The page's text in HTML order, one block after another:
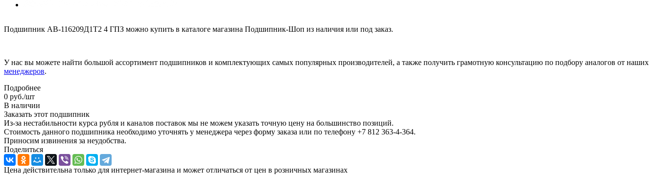
Подшипник АВ-116209Д1Т2 4 ГПЗ можно купить в каталоге магазина Подшипник-Шоп из наличия или под заказ.
У нас вы можете найти большой ассортимент подшипников и комплектующих самых популярных производителей, а также получить грамотную консультацию по подбору аналогов от наших
менеджеров.
Подробнее
0 руб./шт
В наличии
Заказать этот подшипник
Из-за нестабильности курса рубля и каналов поставок мы не можем указать точную цену на большинство позиций.
Стоимость данного подшипника необходимо уточнять у менеджера через форму заказа или по телефону +7 812 363-4-364.
Приносим извинения за неудобства.
Поделиться
Цена действительна только для интернет-магазина и может отличаться от цен в розничных магазинах